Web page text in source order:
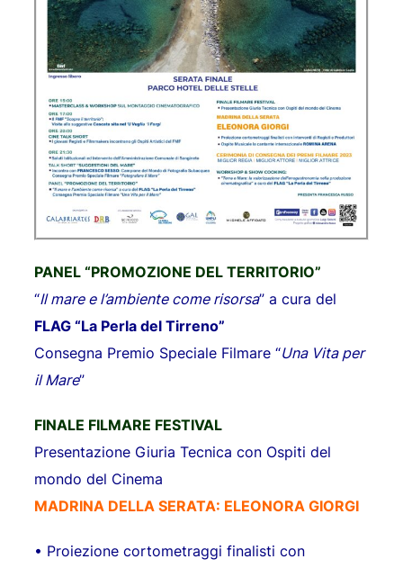
PANEL “PROMOZIONE DEL TERRITORIO”
“Il mare e l’ambiente come risorsa” a cura del
FLAG “La Perla del Tirreno”
Consegna Premio Speciale Filmare “Una Vita per
il Mare”
FINALE FILMARE FESTIVAL
Presentazione Giuria Tecnica con Ospiti del
mondo del Cinema
MADRINA DELLA SERATA: ELEONORA GIORGI
• Proiezione cortometraggi finalisti con